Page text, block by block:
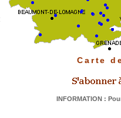
Carte
INFORMATION :